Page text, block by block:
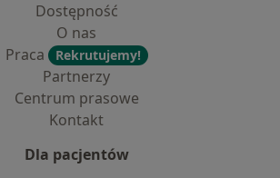
Dostępność
O nas
Praca
Rekrutujemy!
Partnerzy
Centrum prasowe
Kontakt
Dla pacjentów